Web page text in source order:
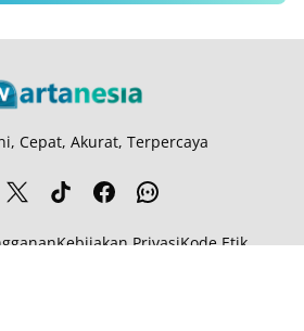
Cepat, Akurat, Terpercaya
Kebijakan PrivasiKode Etik